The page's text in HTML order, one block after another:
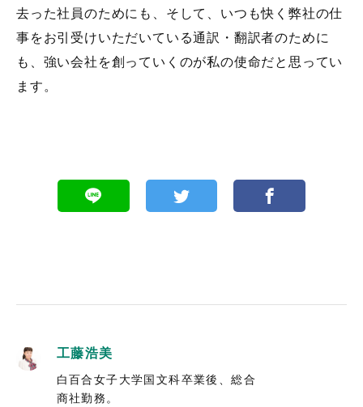
去った社員のためにも、そして、いつも快く弊社の仕
事をお引受けいただいている通訳・翻訳者のために
も、強い会社を創っていくのが私の使命だと思ってい
ます。
工藤浩美
白百合女子大学国文科卒業後、総合
商社勤務。